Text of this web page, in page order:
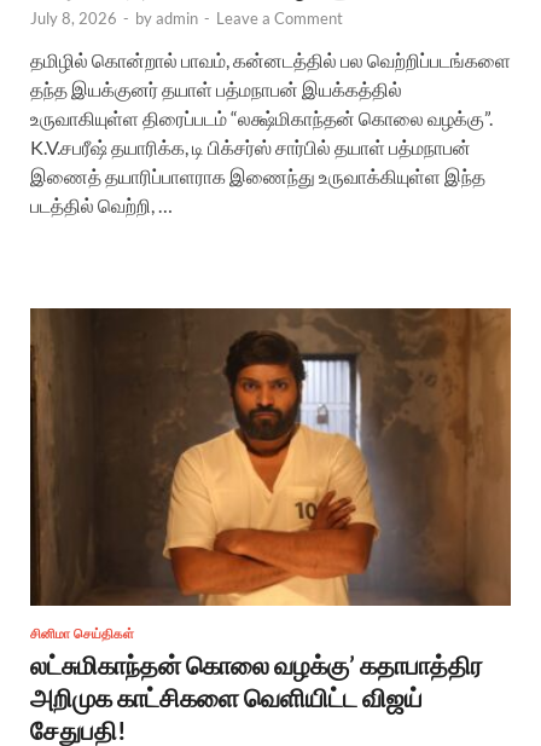
July 8, 2026 - byadmin - Leave a Comment
தமிழில் கொன்றால் பாவம், கன்னடத்தில் பல வெற்றிப்படங்களை
தந்த இயக்குனர் தயாள் பத்மநாபன் இயக்கத்தில்
உருவாகியுள்ள திரைப்படம் “லக்ஷ்மிகாந்தன் கொலை வழக்கு”.
K.V.சபரீஷ் தயாரிக்க, டி பிக்சர்ஸ் சார்பில் தயாள் பத்மநாபன்
இணைத் தயாரிப்பாளராக இணைந்து உருவாக்கியுள்ள இந்த
படத்தில் வெற்றி, …
சினிமா செய்திகள்
லட்சுமிகாந்தன் கொலை வழக்கு’ கதாபாத்திர
அறிமுக காட்சிகளை வெளியிட்ட விஜய்
சேதுபதி!